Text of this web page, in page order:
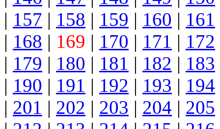
| 157 | 158 | 159 | 160 | 161
| 168 | 169 | 170 | 171 | 172
| 179 | 180 | 181 | 182 | 183
| 190 | 191 | 192 | 193 | 194
| 201 | 202 | 203 | 204 | 205